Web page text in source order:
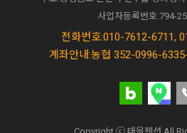
사업자등록번호:794-
전화번호:010-7612-6711,
계좌안내:농협 352-0996-